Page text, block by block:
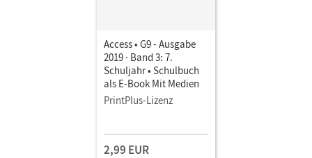
Access • G9 - Ausgabe
2019 · Band 3: 7.
Schuljahr • Schulbuch
als E-Book Mit Medien
PrintPlus-Lizenz
2,99 EUR